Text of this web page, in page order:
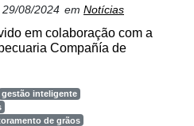
29/08/2024 em Notícias
em colaboração com a
Compañía de
gestão inteligente
de grãos